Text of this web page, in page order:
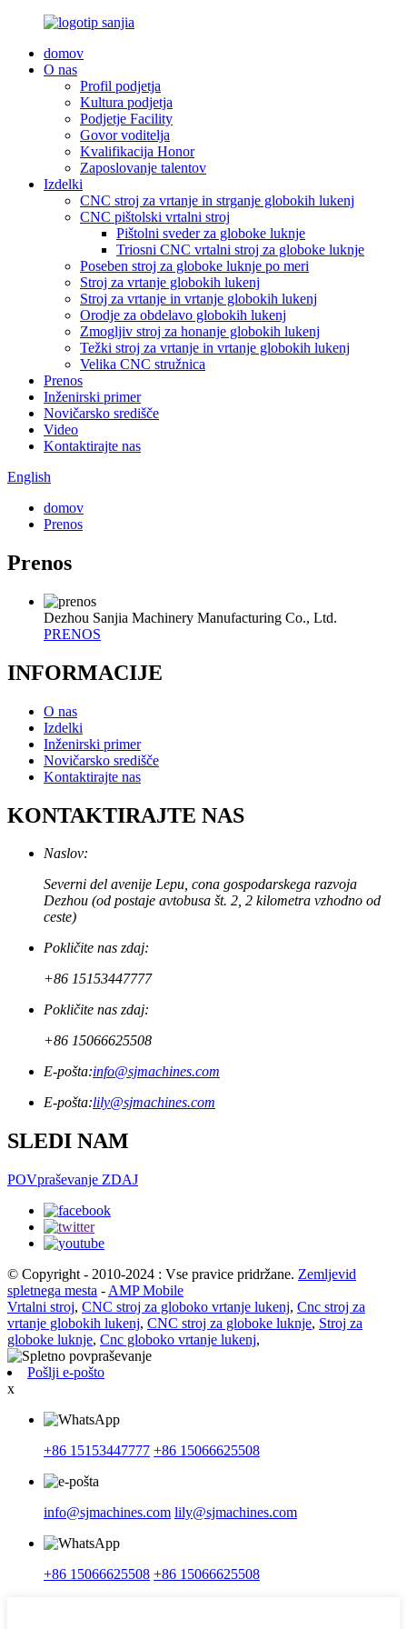
domov
O nas
Profil podjetja
Kultura podjetja
Podjetje Facility
Govor voditelja
Kvalifikacija Honor
Zaposlovanje talentov
Izdelki
CNC stroj za vrtanje in strganje globokih lukenj
CNC pištolski vrtalni stroj
Pištolni sveder za globoke luknje
Triosni CNC vrtalni stroj za globoke luknje
Poseben stroj za globoke luknje po meri
Stroj za vrtanje globokih lukenj
Stroj za vrtanje in vrtanje globokih lukenj
Orodje za obdelavo globokih lukenj
Zmogljiv stroj za honanje globokih lukenj
Težki stroj za vrtanje in vrtanje globokih lukenj
Velika CNC stružnica
Prenos
Inženirski primer
Novičarsko središče
Video
Kontaktirajte nas
English
domov
Prenos
Prenos
Dezhou Sanjia Machinery Manufacturing Co., Ltd.
PRENOS
INFORMACIJE
O nas
Izdelki
Inženirski primer
Novičarsko središče
Kontaktirajte nas
KONTAKTIRAJTE NAS
Naslov:
Severni del avenije Lepu, cona gospodarskega razvoja
Dezhou (od postaje avtobusa št. 2, 2 kilometra vzhodno od
ceste)
Pokličite nas zdaj:
+86 15153447777
Pokličite nas zdaj:
+86 15066625508
E-pošta:info@sjmachines.com
E-pošta:lily@sjmachines.com
SLEDI NAM
POVpraševanje ZDAJ
© Copyright - 2010-2024 : Vse pravice pridržane. Zemljevid
spletnega mesta - AMP Mobile
Vrtalni stroj, CNC stroj za globoko vrtanje lukenj, Cnc stroj za
vrtanje globokih lukenj, CNC stroj za globoke luknje, Stroj za
globoke luknje, Cnc globoko vrtanje lukenj,
Pošlji e-pošto
x
+86 15153447777 +86 15066625508
info@sjmachines.com lily@sjmachines.com
+86 15066625508 +86 15066625508